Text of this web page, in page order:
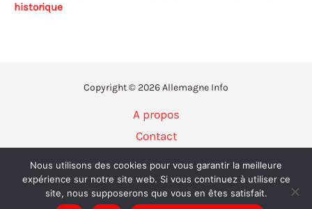
historique
Copyright © 2026 Allemagne Info
A propos
Contact
Mentions légales
Plan du site
Nous utilisons des cookies pour vous garantir la meilleure
expérience sur notre site web. Si vous continuez à utiliser ce
site, nous supposerons que vous en êtes satisfait.